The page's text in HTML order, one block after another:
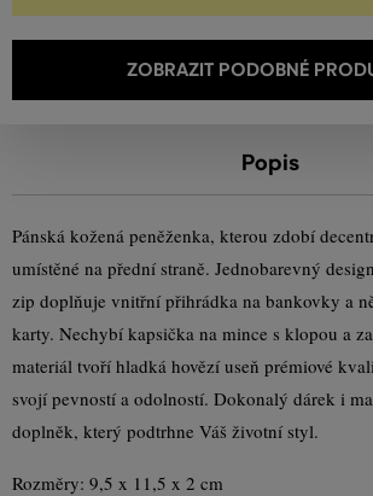
ZOBRAZIT PODOBNÉ
Popis
Pánská kožená peněženka, kterou zdobí
umístěné na přední straně. Jednobarevný
zip doplňuje vnitřní přihrádka na bankovky a
karty. Nechybí kapsička na mince s klopou a
materiál tvoří hladká hovězí useň prémiové
svojí pevností a odolností. Dokonalý dárek i
doplněk, který podtrhne Váš životní styl.
Rozměry: 9,5 x 11,5 x 2 cm